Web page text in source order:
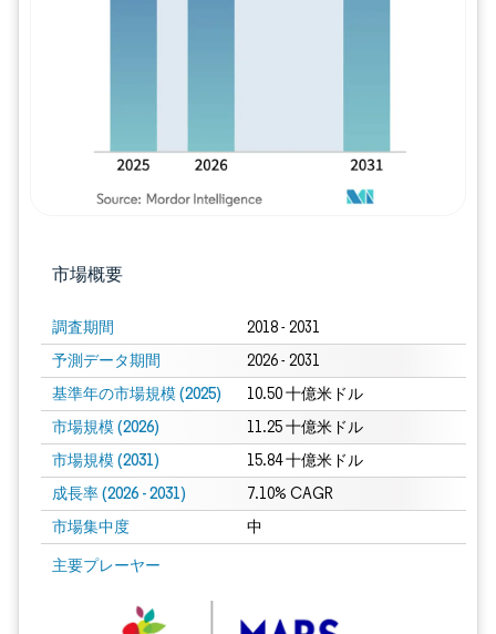
市場概要
調査期間 2018 - 2031
予測データ期間 2026 - 2031
基準年の市場規模 (2025) 10.50 十億米ドル
市場規模 (2026) 11.25 十億米ドル
市場規模 (2031) 15.84 十億米ドル
成長率 (2026 - 2031) 7.10% CAGR
市場集中度 中
主要プレーヤー
画像 © Mordor Intelligence。再利用にはCC BY 4.0の表示が必要です。